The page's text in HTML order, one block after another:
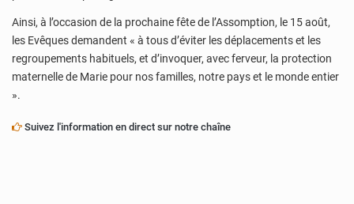
Ainsi, à l’occasion de la prochaine fête de l’Assomption, le 15 août,
les Evêques demandent « à tous d’éviter les déplacements et les
regroupements habituels, et d’invoquer, avec ferveur, la protection
maternelle de Marie pour nos familles, notre pays et le monde entier
».
Suivez l'information en direct sur notre chaîne